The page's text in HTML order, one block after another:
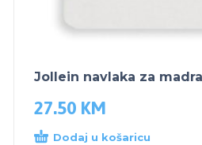
Jollein navlaka za
27.50 KM
Dodaj u košaricu